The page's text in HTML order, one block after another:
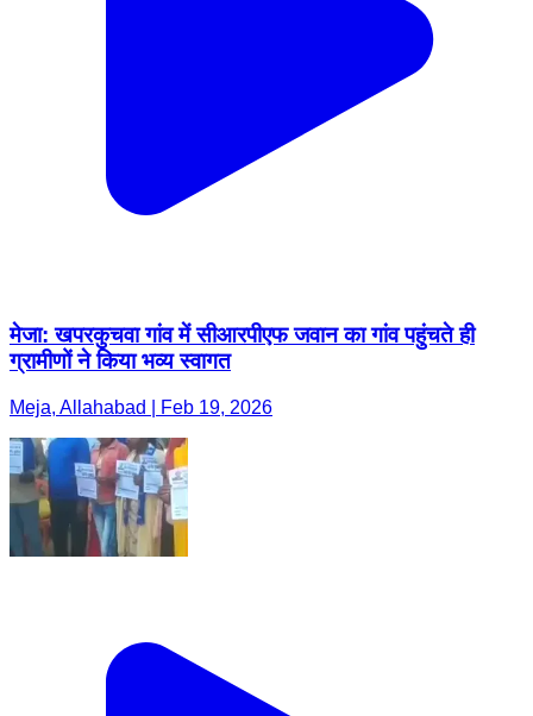
मेजा: खपरकुचवा गांव में सीआरपीएफ जवान का गांव पहुंचते ही
ग्रामीणों ने किया भव्य स्वागत
Meja, Allahabad | Feb 19, 2026